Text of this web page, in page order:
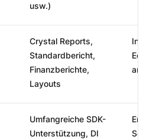
usw.)
Crystal Reports,
Standardbericht,
Finanzberichte,
Layouts
Umfangreiche SDK-
Unterstützung, DI